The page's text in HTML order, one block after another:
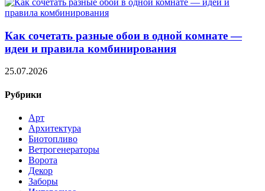
Как сочетать разные обои в одной комнате —
идеи и правила комбинирования
25.07.2026
Рубрики
Арт
Архитектура
Биотопливо
Ветрогенераторы
Ворота
Декор
Заборы